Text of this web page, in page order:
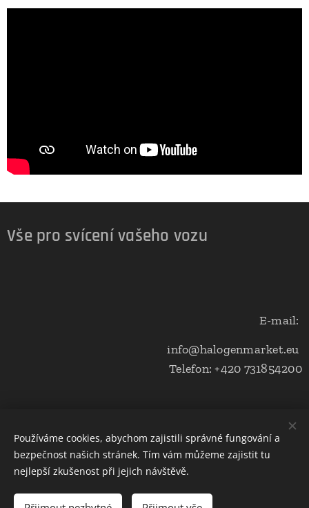
Do košíku
Vše pro svícení vašeho vozu
E-mail:
info@halogenmarket.eu
Telefon: +420 731854200
Obchodní podmínky a ochrana soukromí
Cookies
Používáme cookies, abychom zajistili správné fungování a
bezpečnost našich stránek. Tím vám můžeme zajistit tu
nejlepší zkušenost při jejich návštěvě.